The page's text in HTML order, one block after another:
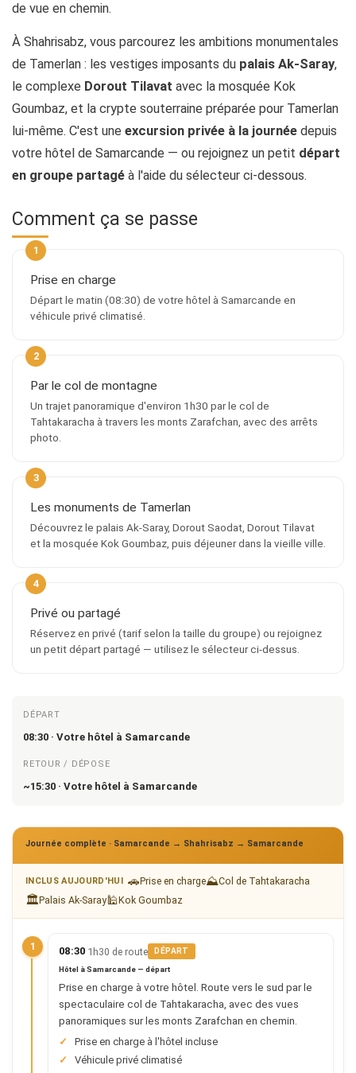
de vue en chemin.
À Shahrisabz, vous parcourez les ambitions monumentales
de Tamerlan : les vestiges imposants du palais Ak-Saray,
le complexe Dorout Tilavat avec la mosquée Kok
Goumbaz, et la crypte souterraine préparée pour Tamerlan
lui-même. C'est une excursion privée à la journée depuis
votre hôtel de Samarcande — ou rejoignez un petit départ
en groupe partagé à l'aide du sélecteur ci-dessous.
Comment ça se passe
Prise en charge
Départ le matin (08:30) de votre hôtel à Samarcande en
véhicule privé climatisé.
Par le col de montagne
Un trajet panoramique d'environ 1h30 par le col de
Tahtakaracha à travers les monts Zarafchan, avec des arrêts
photo.
Les monuments de Tamerlan
Découvrez le palais Ak-Saray, Dorout Saodat, Dorout Tilavat
et la mosquée Kok Goumbaz, puis déjeuner dans la vieille ville.
Privé ou partagé
Réservez en privé (tarif selon la taille du groupe) ou rejoignez
un petit départ partagé — utilisez le sélecteur ci-dessus.
DÉPART
08:30 · Votre hôtel à Samarcande
RETOUR / DÉPOSE
~15:30 · Votre hôtel à Samarcande
Journée complète · Samarcande → Shahrisabz → Samarcande
INCLUS AUJOURD'HUI 🚗Prise en charge⛰Col de Tahtakaracha
🏛Palais Ak-Saray🕌Kok Goumbaz
1 08:30·1h30 de route DÉPART
Hôtel à Samarcande — départ
Prise en charge à votre hôtel. Route vers le sud par le
spectaculaire col de Tahtakaracha, avec des vues
panoramiques sur les monts Zarafchan en chemin.
Prise en charge à l'hôtel incluse
Véhicule privé climatisé